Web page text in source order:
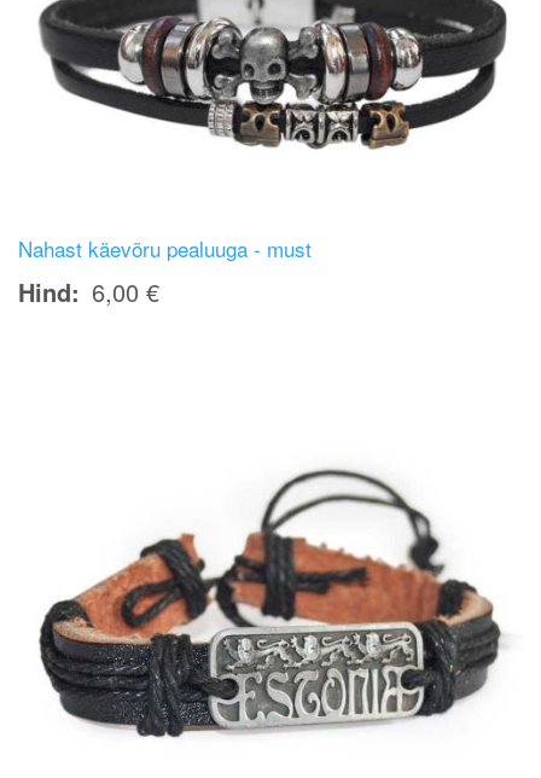
Nahast käevõru pealuuga - must
Hind 6,00 €